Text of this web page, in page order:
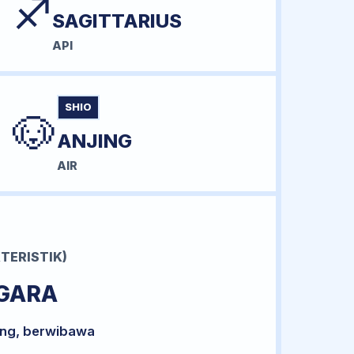
♐SAGITTARIUS
API
🐶 SHIO
ANJING
AIR
berwibawa